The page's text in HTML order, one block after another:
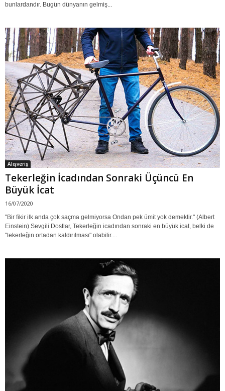
bunlardandır. Bugün dünyanın gelmiş...
Alışveriş
Tekerleğin İcadından Sonraki Üçüncü En
Büyük İcat
16/07/2020
"Bir fikir ilk anda çok saçma gelmiyorsa Ondan pek ümit yok demektir." (Albert
Einstein) Sevgili Dostlar, Tekerleğin icadından sonraki en büyük icat, belki de
"tekerleğin ortadan kaldırılması" olabilir....